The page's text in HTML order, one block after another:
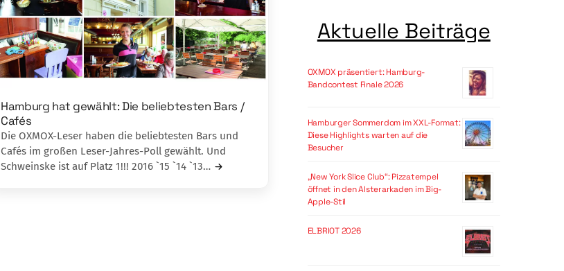
Hamburg hat gewählt: Die beliebtesten Bars /
Cafés
Die OXMOX-Leser haben die beliebtesten Bars und
Cafés im großen Leser-Jahres-Poll gewählt. Und
Schweinske ist auf Platz 1!!! 2016 `15 `14 `13…
Aktuelle Beiträge
OXMOX präsentiert: Hamburg-
Bandcontest Finale 2026
Hamburger Sommerdom im XXL-Format:
Diese Highlights warten auf die
Besucher
„New York Slice Club“: Pizzatempel
öffnet in den Alsterarkaden im Big-
Apple-Stil
ELBRIOT 2026